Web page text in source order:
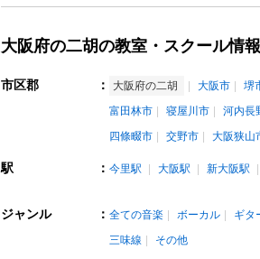
大阪府の二胡の教室・スクール情報
市区郡 ： 大阪府の二胡 大阪市 堺
富田林市
寝屋川市 河内長
四條畷市
交野市 大阪狭山
駅 ： 今里駅 大阪駅 新大阪駅
ジャンル ： 全ての音楽 ボーカル ギタ
三味線
その他